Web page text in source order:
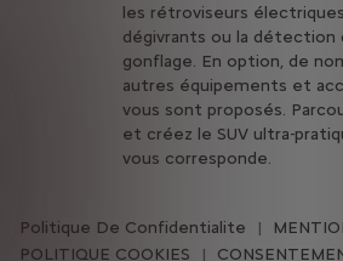
les rétroviseurs
dégivrants ou la détection
gonflage. En option, de
autres équipements et
vous sont proposés.
et créez le SUV ultra-
vous corresponde.
Politique De Confidentialite
POLITIQUE COOKIES